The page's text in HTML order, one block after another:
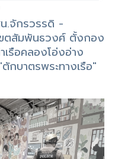
.จักรวรรดิ -
ตสัมพันธวงศ์ ตั้งกอง
รือคลองโอ่งอ่าง
กบาตรพระทางเรือ"